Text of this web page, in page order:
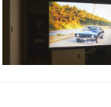
【まるっと貸切専用
で仕事時間、ホーム
浸れる家
この家からの距離 0km